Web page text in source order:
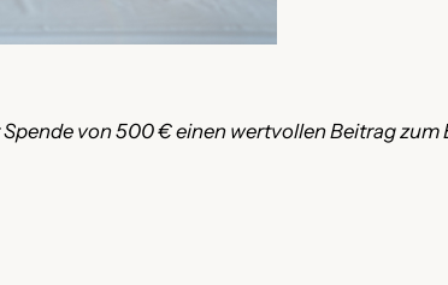
von 500 € einen wertvollen Beitrag